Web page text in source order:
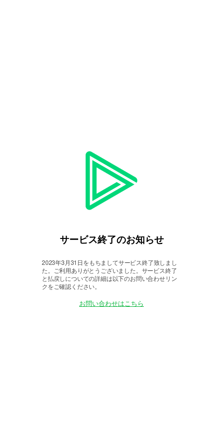
サービス終了のお知らせ
2023年3月31日をもちましてサービス終了致しまし
た。
ご利用ありがとうございました。サービス終了
と払戻しについての詳細は以下のお問い合わせリン
クをご確認ください。
お問い合わせはこちら